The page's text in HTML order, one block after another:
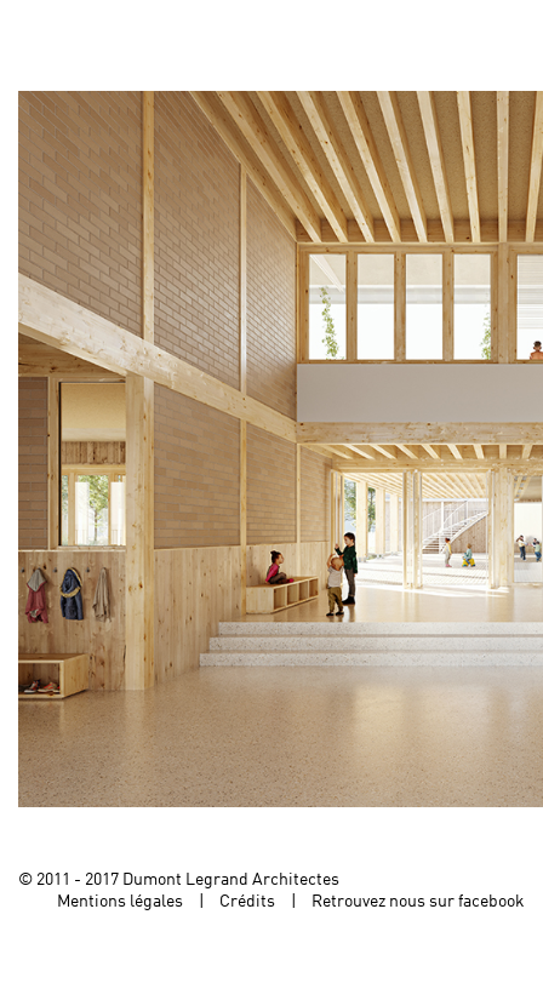
© 2011 - 2017 Dumont Legrand Architectes
Mentions légales
Crédits Retrouvez nous sur facebook